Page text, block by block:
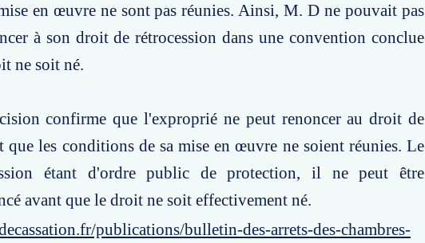
en œuvre ne sont pas réunies. Ainsi, M. D ne pouvait pas
à son droit de rétrocession dans une convention conclue
ne soit né.
confirme que l'exproprié ne peut renoncer au droit de
que les conditions de sa mise en œuvre ne soient réunies. Le
étant d'ordre public de protection, il ne peut être
avant que le droit ne soit effectivement né.
publications/bulletin-des-arrets-des-chambres-